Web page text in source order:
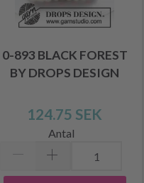
0-893 BLACK FOREST
BY DROPS DESIGN
124.75 SEK
Antal